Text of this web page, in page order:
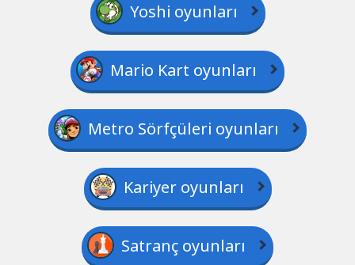
Yoshi oyunları
Mario Kart oyunları
Metro Sörfçüleri oyunları
Kariyer oyunları
Satranç oyunları